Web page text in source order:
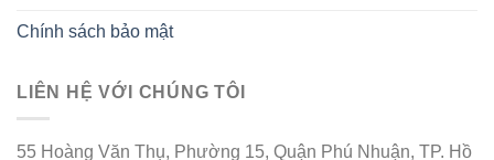
Chính sách bảo mật
LIÊN HỆ VỚI CHÚNG TÔI
55 Hoàng Văn Thụ, Phường 15, Quận Phú Nhuận, TP. Hồ